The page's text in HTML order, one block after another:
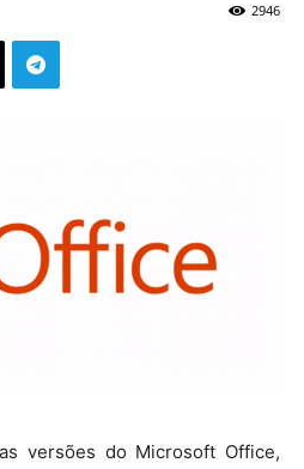
2946
versões do Microsoft Office,